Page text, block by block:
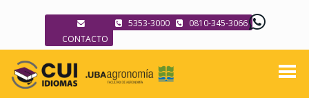
CONTACTO
5353-3000 0810-345-3066